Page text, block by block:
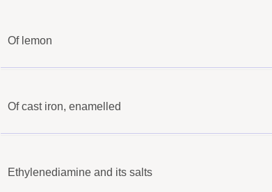
Of lemon
Of cast iron, enamelled
Ethylenediamine and its salts